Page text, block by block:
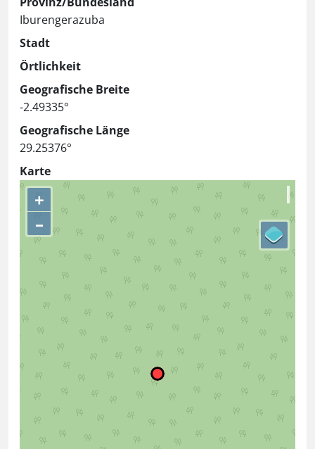
Iburengerazuba
Stadt
Örtlichkeit
Geografische Breite
-2.49335°
Geografische Länge
29.25376°
Karte
+
–